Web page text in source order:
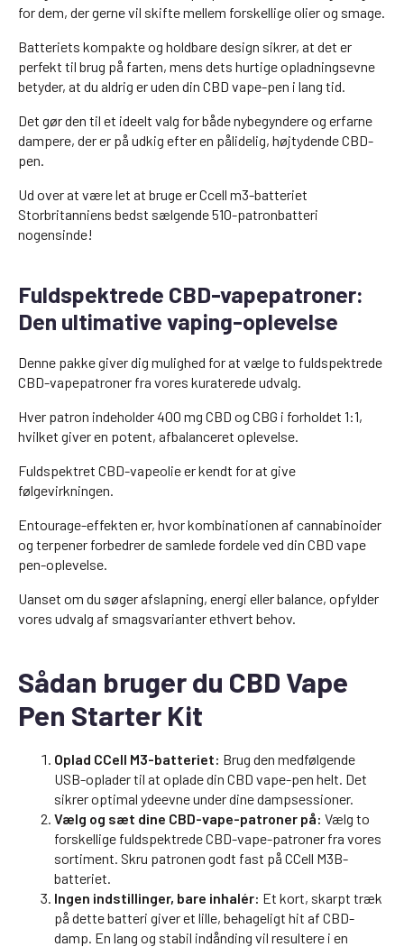
for dem, der gerne vil skifte mellem forskellige olier og smage.
Batteriets kompakte og holdbare design sikrer, at det er
perfekt til brug på farten, mens dets hurtige opladningsevne
betyder, at du aldrig er uden din CBD vape-pen i lang tid.
Det gør den til et ideelt valg for både nybegyndere og erfarne
dampere, der er på udkig efter en pålidelig, højtydende CBD-
pen.
Ud over at være let at bruge er Ccell m3-batteriet
Storbritanniens bedst sælgende 510-patronbatteri
nogensinde!
Fuldspektrede CBD-vapepatroner:
Den ultimative vaping-oplevelse
Denne pakke giver dig mulighed for at vælge to fuldspektrede
CBD-vapepatroner fra vores kuraterede udvalg.
Hver patron indeholder 400 mg CBD og CBG i forholdet 1:1,
hvilket giver en potent, afbalanceret oplevelse.
Fuldspektret CBD-vapeolie er kendt for at give
følgevirkningen.
Entourage-effekten er, hvor kombinationen af cannabinoider
og terpener forbedrer de samlede fordele ved din CBD vape
pen-oplevelse.
Uanset om du søger afslapning, energi eller balance, opfylder
vores udvalg af smagsvarianter ethvert behov.
Sådan bruger du CBD Vape
Pen Starter Kit
Oplad CCell M3-batteriet: Brug den medfølgende
USB-oplader til at oplade din CBD vape-pen helt. Det
sikrer optimal ydeevne under dine dampsessioner.
Vælg og sæt dine CBD-vape-patroner på: Vælg to
forskellige fuldspektrede CBD-vape-patroner fra vores
sortiment. Skru patronen godt fast på CCell M3B-
batteriet.
Ingen indstillinger, bare inhalér: Et kort, skarpt træk
på dette batteri giver et lille, behageligt hit af CBD-
damp. En lang og stabil indånding vil resultere i en